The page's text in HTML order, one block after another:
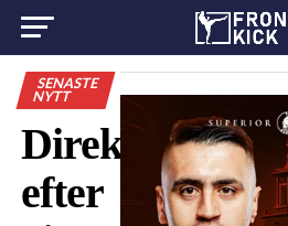
SENASTE
NYTT
Direkt
efter